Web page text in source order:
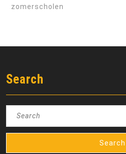
zomerscholen
Search
Search